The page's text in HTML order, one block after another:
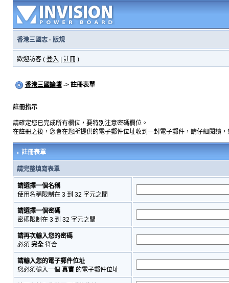
香港三國志· 版規
歡迎訪客 ( 登入 註冊)
香港三國論壇-> 註冊表單
註冊指示
請確定您已完成所有欄位，要特別注意密碼欄位。
在註冊之後，您會在您所提供的電子郵件位址收到一封電子郵件，請仔細閱讀
註冊表單
請完整填寫表單
請選擇一個名稱
使用名稱限制在 3 到 32 字元之間
請選擇一個密碼
密碼限制在 3 到 32 字元之間
請再次輸入您的密碼
必須 完全符合
請輸入您的電子郵件位址
您必須輸入一個 真實的電子郵件位址